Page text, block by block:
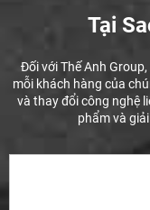
Tại
Đối với Thế Anh
mỗi khách hàng của
và thay đổi công nghệ
phẩm và